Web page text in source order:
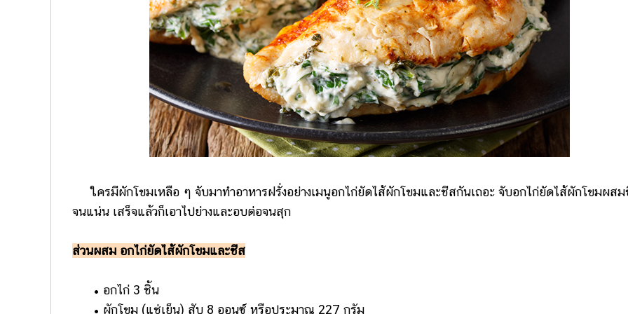
ใครมีผักโขมเหลือ ๆ จับมาทำอาหารฝรั่งอย่างเมนูอกไก่ยัดไส้ผักโขมและชีสกันเถอะ จับอกไก่ยัดไส้ผักโขมผส
จนแน่น เสร็จแล้วก็เอาไปย่างและอบต่อจนสุก
ส่วนผสม อกไก่ยัดไส้ผักโขมและชีส
• อกไก่ 3 ชิ้น
• ผักโขม (แช่เย็น) สับ 8 ออนซ์ หรือประมาณ 227 กรัม